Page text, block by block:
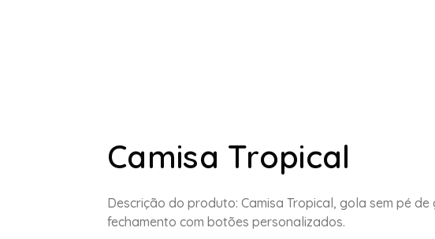
Camisa Tropical
Descrição do produto: Camisa Tropical, gola sem pé
fechamento com botões personalizados.